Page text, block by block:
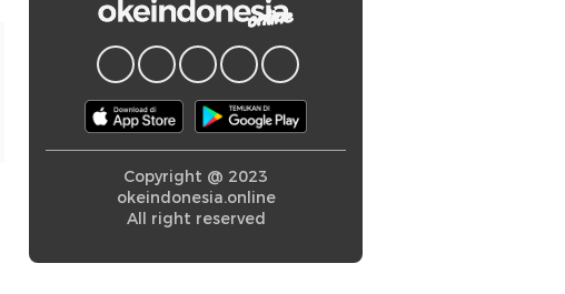
Copyright @ 2023
okeindonesia.online
All right reserved